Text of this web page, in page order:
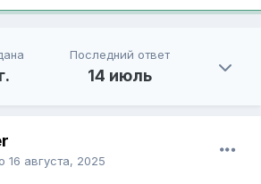
Последний ответ
14 июль
16 августа, 2025